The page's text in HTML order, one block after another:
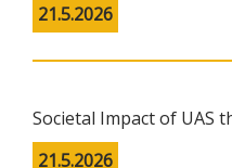
21.5.2026
Societal Impact of UAS
21.5.2026